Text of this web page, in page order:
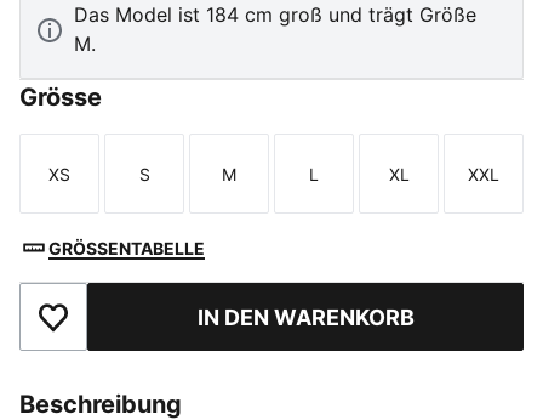
Das Model ist 184 cm groß und trägt Größe
M.
Grösse
Größe
XS
Größe
S
Größe
M
Größe
L
Größe
XL
Größe
XXL
GRÖSSENTABELLE
Zu Favoriten hinzufügenIN DEN WARENKORB
Beschreibung